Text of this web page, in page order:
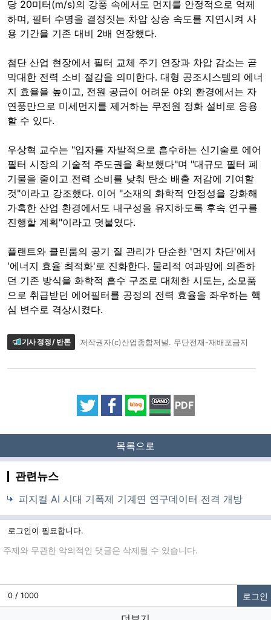
당 20미터(m/s)의 강풍 속에서도 먼지를 안정적으로 억제
하며, 필터 수명을 결정짓는 차압 상승 속도를 지연시켜 사
용 기간을 기존 대비 2배 연장했다.
첨단 산업 현장에서 필터 교체 주기 연장과 차압 감소는 곧
막대한 전력 소비 절감을 의미한다. 대형 공조시스템의 에너
지 효율을 높이고, 전원 공급이 어려운 야외 환경에서는 자
연풍만으로 미세먼지를 제거하는 무전원 정화 설비로 응용
할 수 있다.
우상혁 교수는 "입자를 자발적으로 흡수하는 신기술로 에어
필터 시장의 기술적 주도권을 확보했다"며 "대규모 필터 폐
기물을 줄이고 전력 소비를 낮춰 탄소 배출 저감에 기여할
것"이라고 강조했다. 이어 "소재의 화학적 안정성을 강화해
가혹한 산업 환경에서도 내구성을 유지하도록 후속 연구를
진행할 계획"이라고 덧붙였다.
플랜트와 클린룸의 공기 질 관리가 단순한 '먼지 차단'에서
'에너지 효율 최적화'로 진화한다. 물리적 여과망에 의존하
던 기존 방식을 화학적 흡수 구조로 대체한 시도는, 소모품
으로 취급받던 에어필터를 공정의 전력 효율을 좌우하는 핵
심 변수로 격상시켰다.
기사 정정 / 반론 저작권자(c)산업종합저널. 무단전재-재배포금지
PDF
목록으로
관련뉴스
피지컬 AI 시대 기폭제 기계연 연구데이터 전격 개방
로그인이 필요합니다.
글입력
0 / 1000 로그인